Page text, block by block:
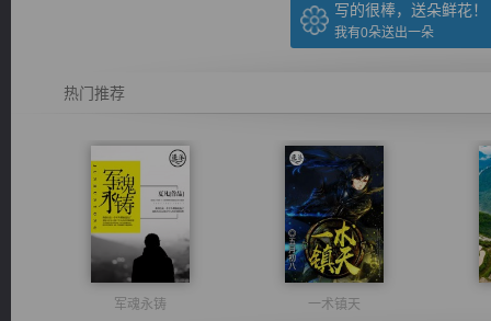
写的很棒，送朵鲜花！
我有0朵送出一朵
热门推荐
军魂永铸 一术镇天